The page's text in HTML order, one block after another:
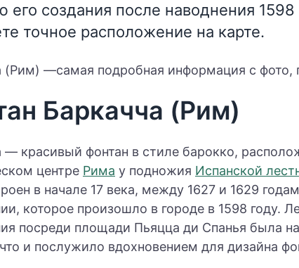
его создания после наводнения
точное расположение на карте.
(Рим) —самая подробная информация с фото,
Баркачча (Рим)
— красивый фонтан в стиле барокко,
центре Рима у подножия Испанской
в начале 17 века, между 1627 и 1629
которое произошло в городе в 1598 году.
посреди площади Пьяцца ди Спанья была
и послужило вдохновением для дизайна